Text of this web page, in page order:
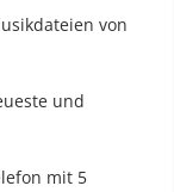
von
und
mit 5